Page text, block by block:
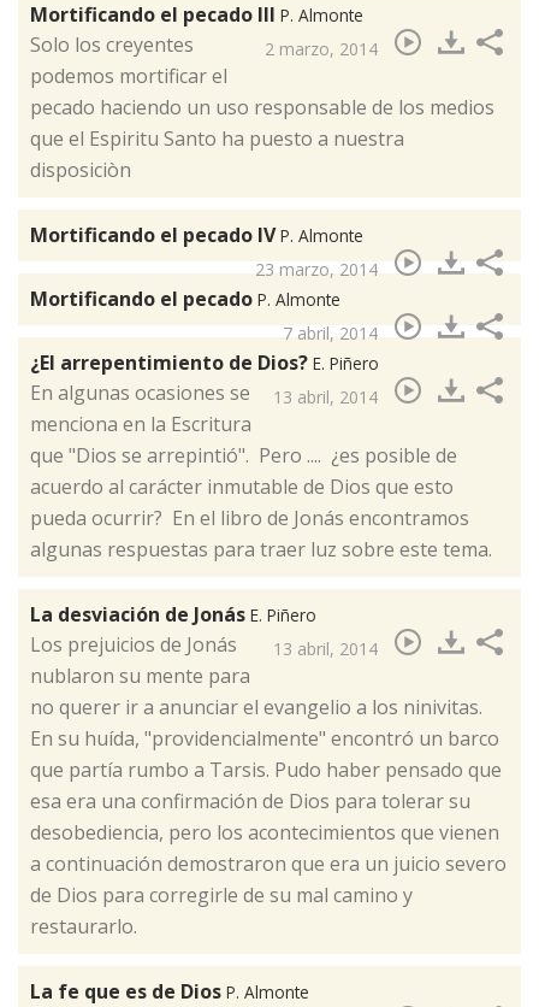
Mortificando el pecado III P. Almonte
2 marzo, 2014
​Solo los creyentes
podemos mortificar el
pecado haciendo un uso responsable de los medios
que el Espiritu Santo ha puesto a nuestra
disposiciòn
Mortificando el pecado IVP. Almonte
23 marzo, 2014
Mortificando el pecado P. Almonte
7 abril, 2014
¿El arrepentimiento de Dios? E. Piñero
13 abril, 2014
​En algunas ocasiones se
menciona en la Escritura
que "Dios se arrepintió". Pero .... ¿es posible de
acuerdo al carácter inmutable de Dios que esto
pueda ocurrir? En el libro de Jonás encontramos
algunas respuestas para traer luz sobre este tema.
La desviación de Jonás E. Piñero
13 abril, 2014
Los prejuicios de Jonás
nublaron su mente para
no querer ir a anunciar el evangelio a los ninivitas.
En su huída, "providencialmente" encontró un barco
que partía rumbo a Tarsis. Pudo haber pensado que
esa era una confirmación de Dios para tolerar su
desobediencia, pero los acontecimientos que vienen
a continuación demostraron que era un juicio severo
de Dios para corregirle de su mal camino y
restaurarlo.
La fe que es de Dios P. Almonte